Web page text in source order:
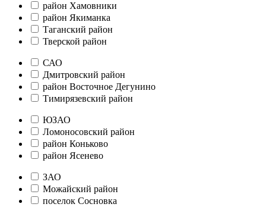
район Хамовники
район Якиманка
Таганский район
Тверской район
САО
Дмитровский район
район Восточное Дегунино
Тимирязевский район
ЮЗАО
Ломоносовский район
район Коньково
район Ясенево
ЗАО
Можайский район
поселок Сосновка